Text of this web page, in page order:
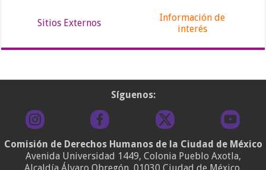
Sitios Externos
Información de
interés
Síguenos:
Comisión de Derechos Humanos de la Ciudad de México
Avenida Universidad 1449, Colonia Pueblo Axotla,